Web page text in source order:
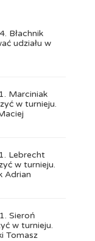
Błachnik
udziału w
Marciniak
w turnieju.
Lebrecht
w turnieju.
Adrian
Sieroń
w turnieju.
Tomasz